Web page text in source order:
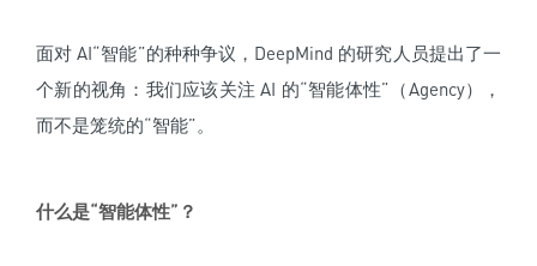
面对 AI“智能”的种种争议，DeepMind 的研究人员提出了一
个新的视角：我们应该关注 AI 的“智能体性”（Agency），
而不是笼统的“智能”。
什么是“智能体性”？